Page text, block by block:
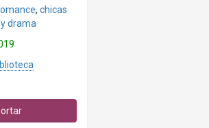
, chicas
drama